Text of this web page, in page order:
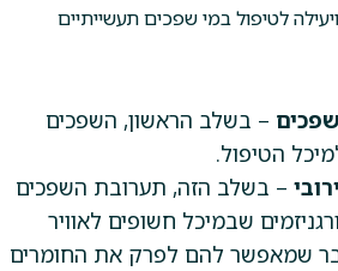
לטיפול במי שפכים תעשייתיים
– בשלב הראשון, השפכים
הטיפול.
– בשלב הזה, תערובת השפכים
שבמיכל חשופים לאוויר
שמאפשר להם לפרק את החומרים